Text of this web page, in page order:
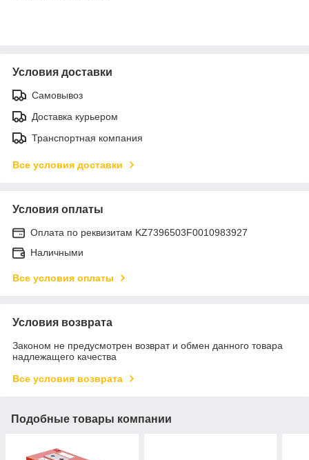
Условия доставки
Самовывоз
Доставка курьером
Транспортная компания
Все условия доставки
Условия оплаты
Оплата по реквизитам KZ7396503F0010983927
Наличными
Все условия оплаты
Условия возврата
Законом не предусмотрен возврат и обмен данного товара
надлежащего качества
Все условия возврата
Подобные товары компании